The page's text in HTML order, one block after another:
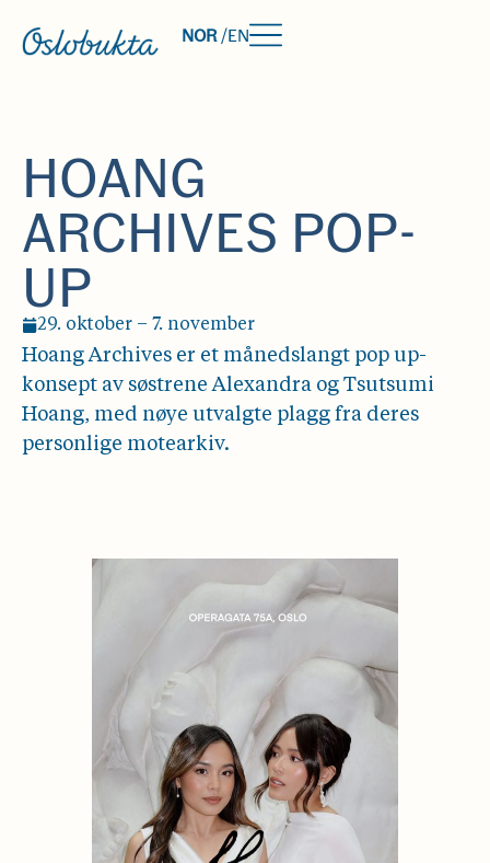
NOR/EN
HOANG
ARCHIVES POP-
UP
29. oktober – 7. november
Hoang Archives er et måneds­langt pop up-
konsept av søstrene Alexandra og Tsutsumi
Hoang, med nøye utvalgte plagg fra deres
personlige motearkiv.